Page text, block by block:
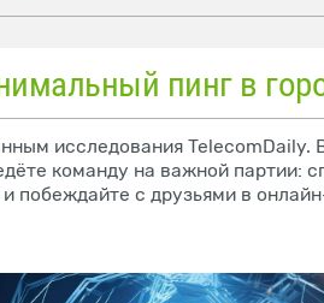
пинг в
исследования TelecomDaily.
команду на важной партии:
побеждайте с друзьями в